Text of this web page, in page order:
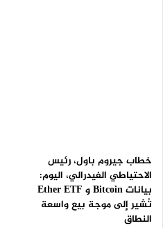
خطاب جيروم باول، رئيس
الاحتياطي الفيدرالي، اليوم:
بيانات Bitcoin و Ether ETF
تُشير إلى موجة بيع واسعة
النطاق